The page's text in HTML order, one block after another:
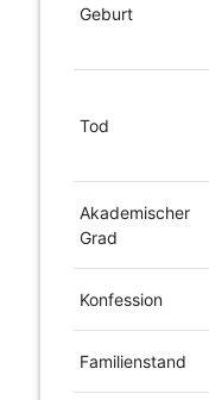
Geburt
Tod
Akademischer
Grad
Konfession
Familienstand